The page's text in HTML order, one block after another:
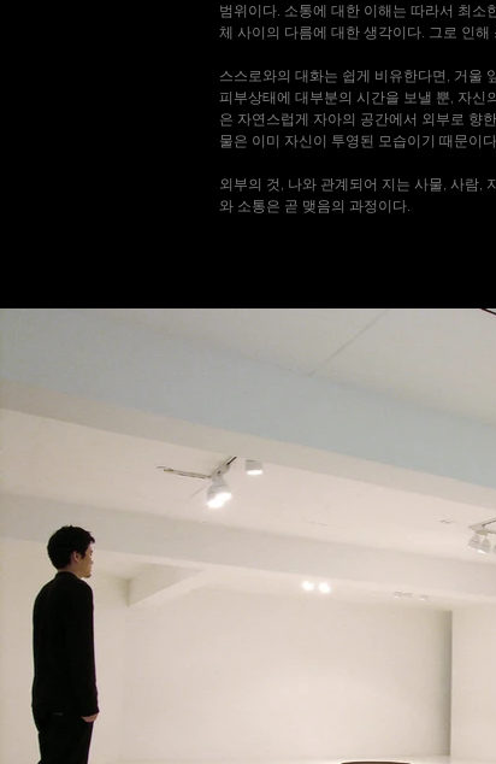
범위이다. 소통에 대한 이해는 따라서 최소
체 사이의 다름에 대한 생각이다. 그로 인
스스로와의 대화는 쉽게 비유한다면, 거울
피부상태에 대부분의 시간을 보낼 뿐, 자신
은 자연스럽게 자아의 공간에서 외부로 향
물은 이미 자신이 투영된 모습이기 때문이
외부의 것, 나와 관계되어 지는 사물, 사람,
와 소통은 곧 맺음의 과정이다.